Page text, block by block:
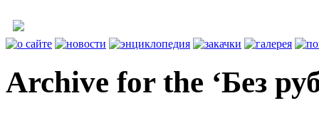
Archive for the ‘Без